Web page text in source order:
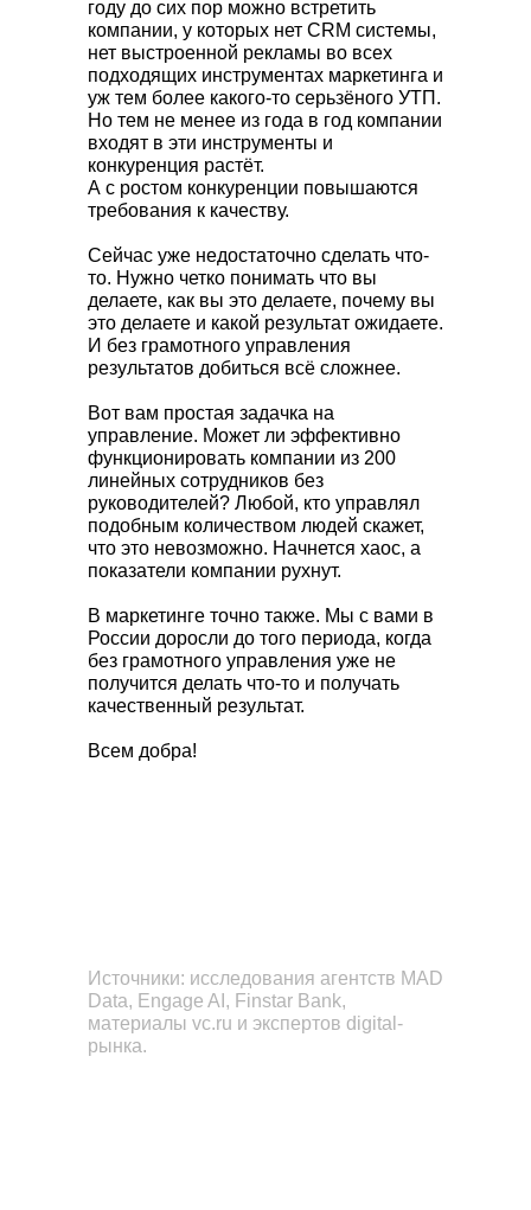
году до сих пор можно встретить
компании, у которых нет CRM системы,
нет выстроенной рекламы во всех
подходящих инструментах маркетинга и
уж тем более какого-то серьзёного УТП.
Но тем не менее из года в год компании
входят в эти инструменты и
конкуренция растёт.
А с ростом конкуренции повышаются
требования к качеству.
Сейчас уже недостаточно сделать что-
то. Нужно четко понимать что вы
делаете, как вы это делаете, почему вы
это делаете и какой результат ожидаете.
И без грамотного управления
результатов добиться всё сложнее.
Вот вам простая задачка на
управление. Может ли эффективно
функционировать компании из 200
линейных сотрудников без
руководителей? Любой, кто управлял
подобным количеством людей скажет,
что это невозможно. Начнется хаос, а
показатели компании рухнут.
В маркетинге точно также. Мы с вами в
России доросли до того периода, когда
без грамотного управления уже не
получится делать что-то и получать
качественный результат.
Всем добра!
Источники: исследования агентств MAD
Data, Engage AI, Finstar Bank,
материалы vc.ru и экспертов digital-
рынка.